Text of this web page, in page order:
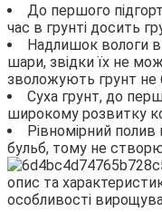
До першого
час в грунті досить
Надлишок вологи
шари, звідки їх не
зволожують грунт не
Суха грунт, до
широкому розвитку
Рівномірний
бульб, тому не